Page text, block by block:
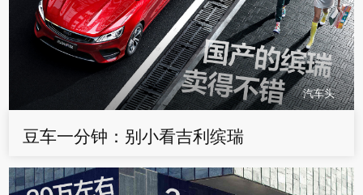
汽车头
豆车一分钟：别小看吉利缤瑞